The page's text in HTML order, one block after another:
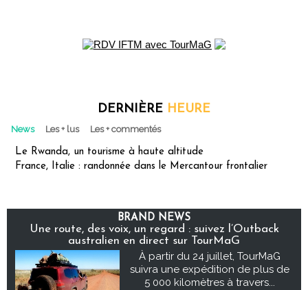
DERNIÈRE HEURE
News Les + lus Les + commentés
Le Rwanda, un tourisme à haute altitude
France, Italie : randonnée dans le Mercantour frontalier
BRAND NEWS
Une route, des voix, un regard : suivez l’Outback
australien en direct sur TourMaG
À partir du 24 juillet, TourMaG
suivra une expédition de plus de
5 000 kilomètres à travers...